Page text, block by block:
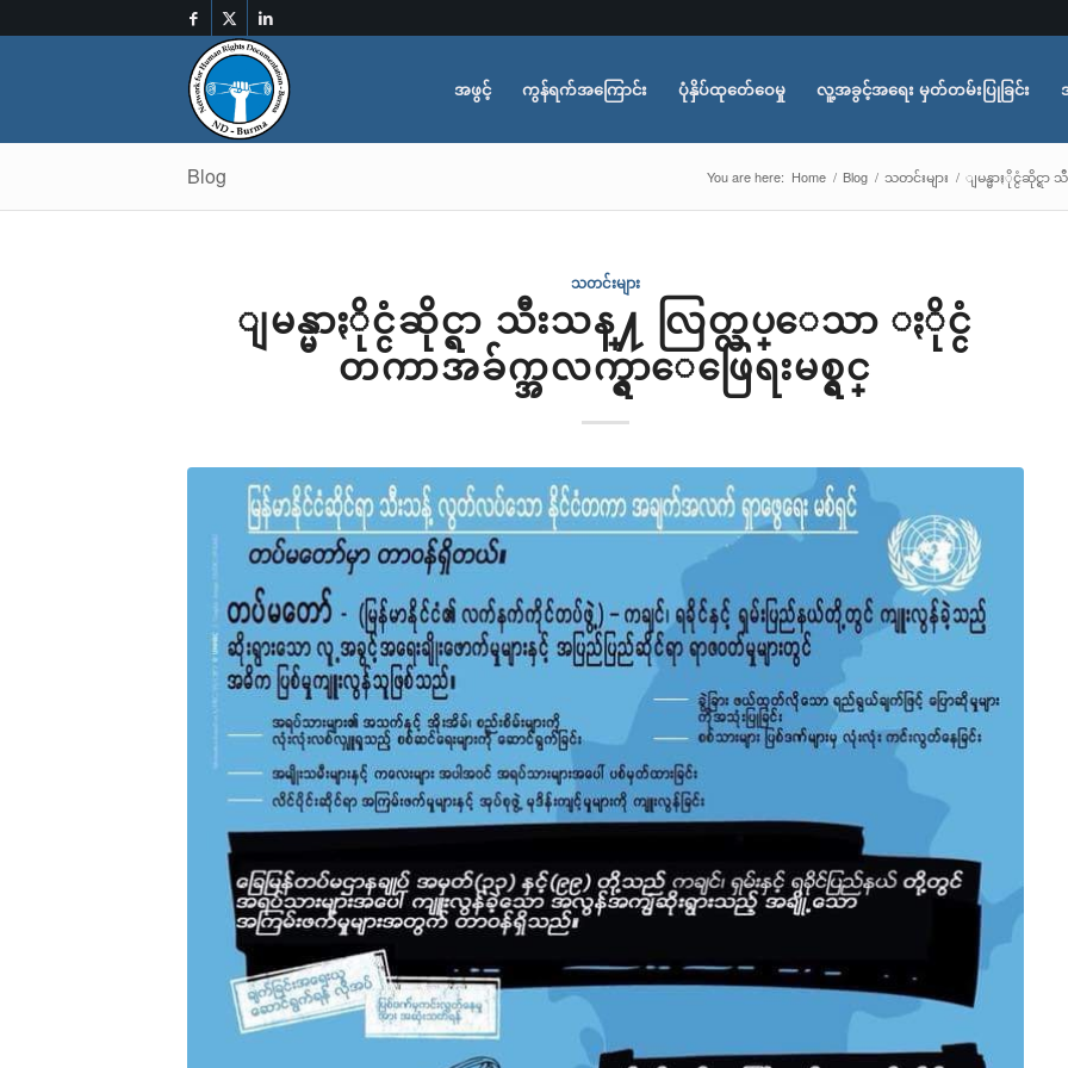
အဖွင့် ကွန်ရက်အကြောင်း ပုံနှိပ်ထုတ်ေဝေမှု လူ့အခွင့်အရေး မှတ်တမ်းပြုခြင်း
Blog You are here: Home / Blog / သတင်းများ / ျမန္မာႏိုင္ငံဆိုင္ရ
သတင်းများ
ျမန္မာႏိုင္ငံဆိုင္ရာ သီးသန္႔ လြတ္လပ္ေသာ ႏိုင္ငံ
တကာအခ်က္အလက္ရွာေဖြေရးမစ္ရွင္